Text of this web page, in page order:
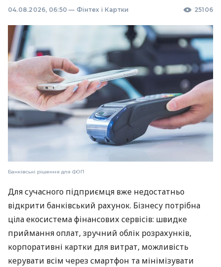
04.08.2026, 06:50 — Фінтех і Картки 25106
Банківські рішення для ФОП
Для сучасного підприємця вже недостатньо
відкрити банківський рахунок. Бізнесу потрібна
ціла екосистема фінансових сервісів: швидке
приймання оплат, зручний облік розрахунків,
корпоративні картки для витрат, можливість
керувати всім через смартфон та мінімізувати